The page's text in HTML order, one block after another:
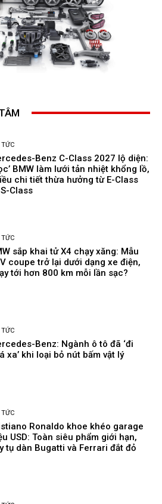
Benz C-Class 2027 lộ diện:
BMW làm lưới tản nhiệt khổng lồ,
chi tiết thừa hưởng từ E-Class
Class
sắp khai tử X4 chạy xăng: Mẫu
coupe trở lại dưới dạng xe điện,
tới hơn 800 km mỗi lần sạc?
Benz: Ngành ô tô đã ‘đi
xa’ khi loại bỏ nút bấm vật lý
Ronaldo khoe khéo garage
USD: Toàn siêu phẩm giới hạn,
tụ dàn Bugatti và Ferrari đắt đỏ